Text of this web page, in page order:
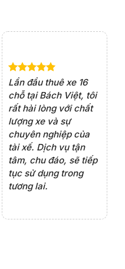
Lần đầu thuê xe 16
chỗ tại Bách Việt, tôi
rất hài lòng với chất
lượng xe và sự
chuyên nghiệp của
tài xế. Dịch vụ tận
tâm, chu đáo, sẽ tiếp
tục sử dụng trong
tương lai.